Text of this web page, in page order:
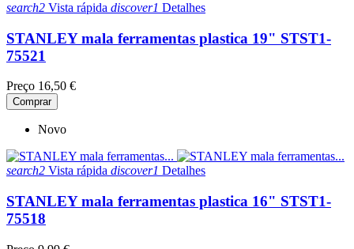
search2 Vista rápida discover1 Detalhes
STANLEY mala ferramentas plastica 19" STST1-
75521
Preço 16,50 €
Comprar
Novo
search2 Vista rápida discover1 Detalhes
STANLEY mala ferramentas plastica 16" STST1-
75518